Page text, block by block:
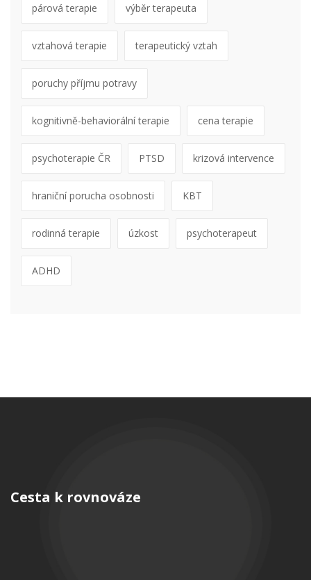
párová terapie výběr terapeuta
vztahová terapie terapeutický vztah
poruchy příjmu potravy
kognitivně-behaviorální terapie cena terapie
psychoterapie ČR PTSD krizová intervence
hraniční porucha osobnosti KBT
rodinná terapie úzkost psychoterapeut
ADHD
Cesta k rovnováze